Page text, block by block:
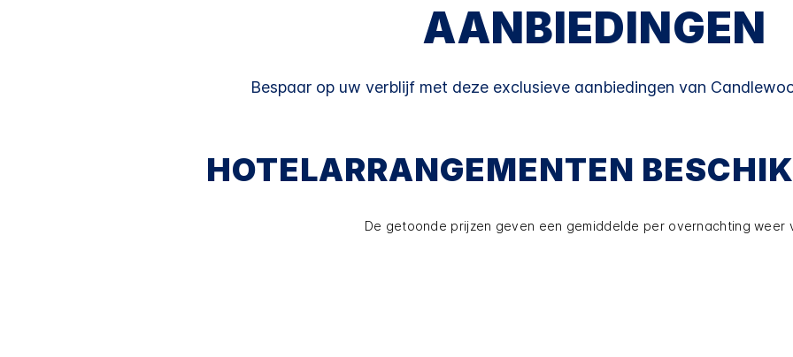
AANBIEDINGEN
Bespaar op uw verblijf met deze exclusieve aanbiedingen van
HOTELARRANGEMENTEN
De getoonde prijzen geven een gemiddelde per overnachting weer